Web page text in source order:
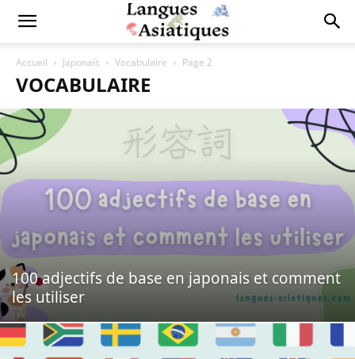
Accueil Japonais Vocabulaire Page 2
VOCABULAIRE
100 adjectifs de base en japonais et comment
les utiliser